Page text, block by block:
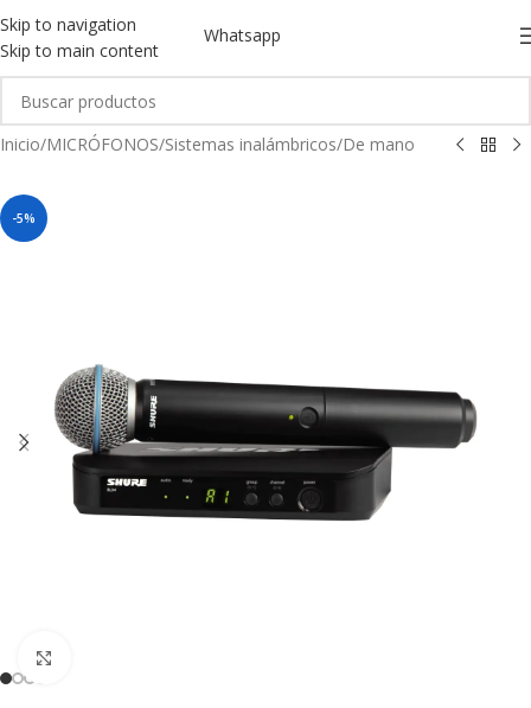
Skip to navigation
Skip to main content
Whatsapp
Inicio/MICRÓFONOS/Sistemas inalámbricos/De mano
-5%